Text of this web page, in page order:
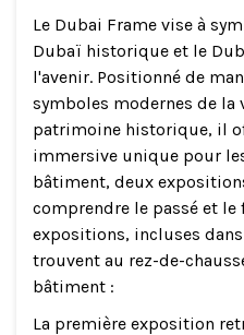
Le Dubai Frame vise à
Dubaï historique et le
l'avenir. Positionné de
symboles modernes de la
patrimoine historique, il
immersive unique pour
bâtiment, deux
comprendre le passé et le
expositions, incluses
trouvent au rez-de-
bâtiment :
La première exposition